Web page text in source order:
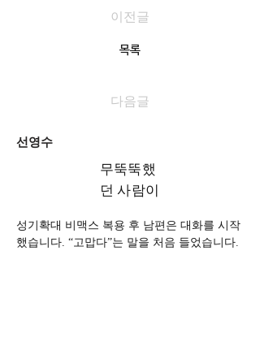
이전글
목록
다음글
선영수
무뚝뚝했
던 사람이
성기확대 비맥스 복용 후 남편은 대화를 시작
했습니다. “고맙다”는 말을 처음 들었습니다.